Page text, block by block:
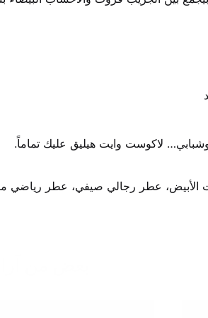
لاكوست وايت هيليق عليك تماماً.